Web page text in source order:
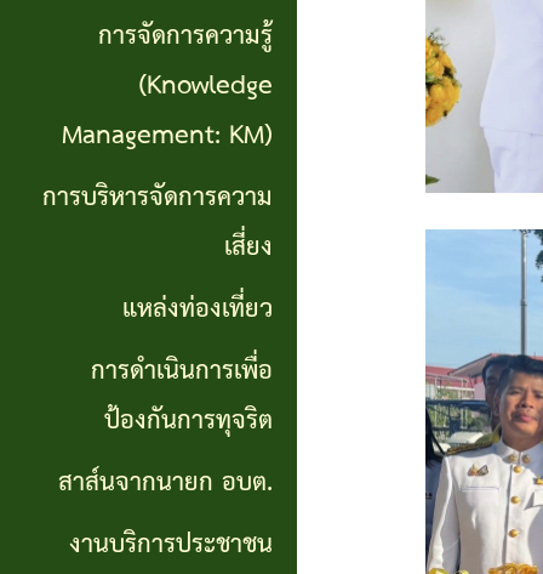
การ
ดำเนิน
การ
เพื่อ
ทุจริต
สาส์น
นายก
อบต.
การจัดการความรู้
(Knowledge
Management: KM)
การบริหารจัดการความ
เสี่ยง
แหล่งท่องเที่ยว
การดำเนินการเพื่อ
ป้องกันการทุจริต
สาส์นจากนายก อบต.
งานบริการประชาชน